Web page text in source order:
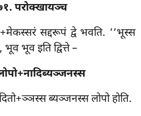
परोक्खायञ्च
सद्दरूपं द्वे भवति. ‘‘भूस्स
भूव इति द्वित्ते –
ब्यञ्जनस्स लोपो होति.